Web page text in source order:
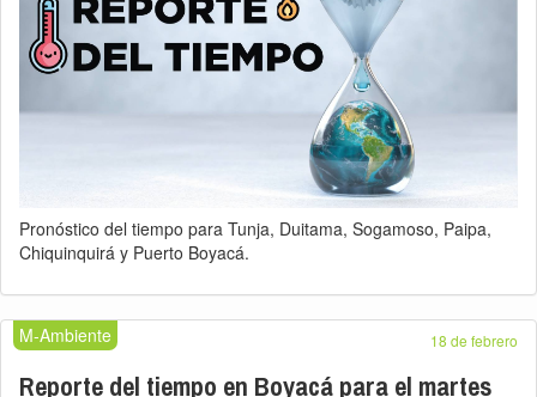
Pronóstico del tiempo para Tunja, Duitama, Sogamoso, Paipa,
Chiquinquirá y Puerto Boyacá.
M-Ambiente 18 de febrero
Reporte del tiempo en Boyacá para el martes